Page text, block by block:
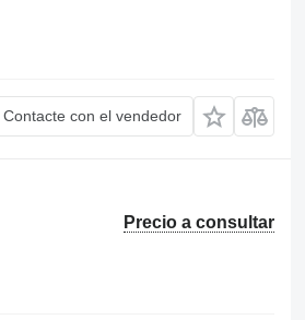
Contacte con el vendedor
Precio a consultar